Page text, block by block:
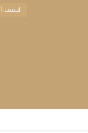
الجمعة,